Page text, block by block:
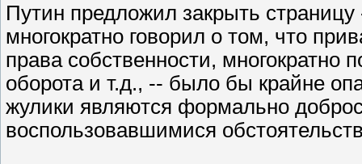
Путин предложил закрыть
многократно говорил о том, что
права собственности, многократно
оборота и т.д., -- было бы крайне
жулики являются формально
воспользовавшимися